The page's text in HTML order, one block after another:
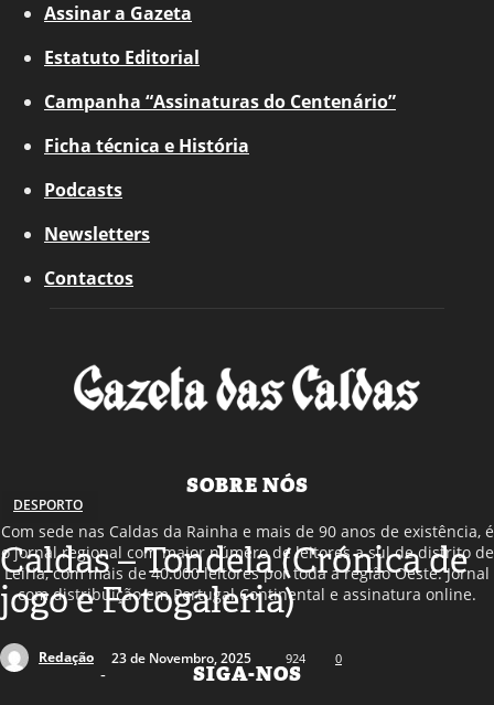
DESPORTO
Caldas – Tondela (Crónica de
jogo e Fotogaleria)
Redação
-
23 de Novembro, 2025 924 0
Assinar a Gazeta
Estatuto Editorial
Campanha “Assinaturas do Centenário”
Ficha técnica e História
Podcasts
Newsletters
Contactos
SOBRE NÓS
Com sede nas Caldas da Rainha e mais de 90 anos de existência, é
o jornal regional com maior número de leitores a sul de distrito de
Leiria, com mais de 40.000 leitores por toda a região Oeste. Jornal
com distribuição em Portugal Continental e assinatura online.
SIGA-NOS